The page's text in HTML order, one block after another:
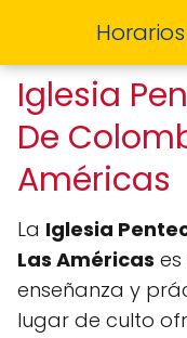
Iglesia
De
Américas
La Iglesia
Las Américas
enseñanza y
lugar de culto